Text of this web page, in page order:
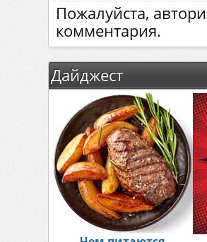
Пожалуйста,
комментария.
Дайджест